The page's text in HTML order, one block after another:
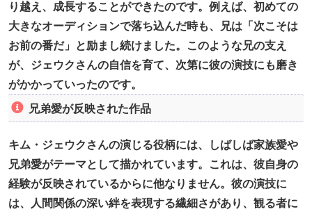
り越え、成長することができたのです。例えば、初めての
大きなオーディションで落ち込んだ時も、兄は「次こそは
お前の番だ」と励まし続けました。このような兄の支え
が、ジェウクさんの自信を育て、次第に彼の演技にも磨き
がかかっていったのです。
兄弟愛が反映された作品
キム・ジェウクさんの演じる役柄には、しばしば家族愛や
兄弟愛がテーマとして描かれています。これは、彼自身の
経験が反映されているからに他なりません。彼の演技に
は、人間関係の深い絆を表現する繊細さがあり、観る者に